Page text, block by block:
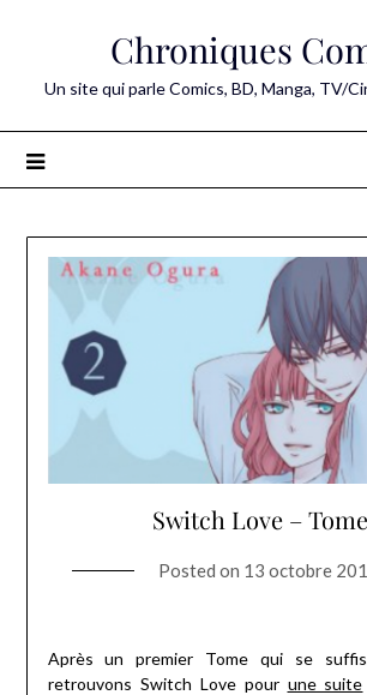
Chroniques
Un site qui parle Comics, BD, Manga, TV/
Switch Love –
Posted on 13 octobre
Après un premier Tome qui se
retrouvons Switch Love pour une suite